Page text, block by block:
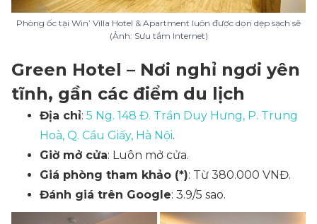
Phòng ốc tại Win’ Villa Hotel & Apartment luôn được dọn dẹp sạch sẽ
(Ảnh: Sưu tầm Internet)
Green Hotel – Nơi nghỉ ngơi yên
tĩnh, gần các điểm du lịch
Địa chỉ: 5 Ng. 148 Đ. Trần Duy Hưng, P. Trung
Hoà, Q. Cầu Giấy, Hà Nội.
Giờ mở cửa: Luôn mở cửa.
Giá phòng tham khảo (*): Từ 380.000 VNĐ.
Đánh giá trên Google: 3.9/5 sao.